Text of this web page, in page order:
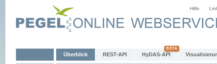
Hilfe
Überblick REST-API HyDAS-API